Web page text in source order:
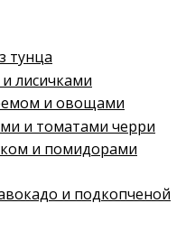
тунца
лисичками
и овощами
и томатами черри
и помидорами
и подкопченой